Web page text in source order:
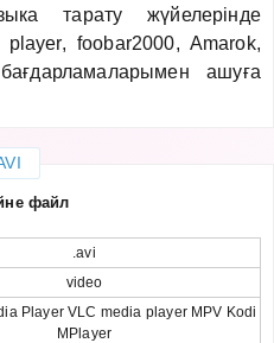
тарату жүйелерінде
foobar2000, Amarok,
ашуға
файл
.avi
video
Player VLC media player MPV Kodi
MPlayer